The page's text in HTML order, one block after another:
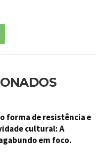
forma de resistência e
cultural: A
em foco.